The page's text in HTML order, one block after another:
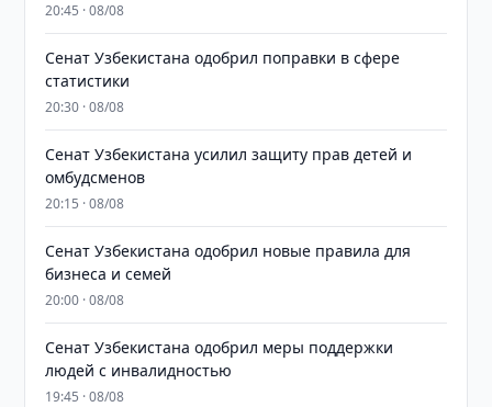
20:45 · 08/08
Сенат Узбекистана одобрил поправки в сфере
статистики
20:30 · 08/08
Сенат Узбекистана усилил защиту прав детей и
омбудсменов
20:15 · 08/08
Сенат Узбекистана одобрил новые правила для
бизнеса и семей
20:00 · 08/08
Сенат Узбекистана одобрил меры поддержки
людей с инвалидностью
19:45 · 08/08